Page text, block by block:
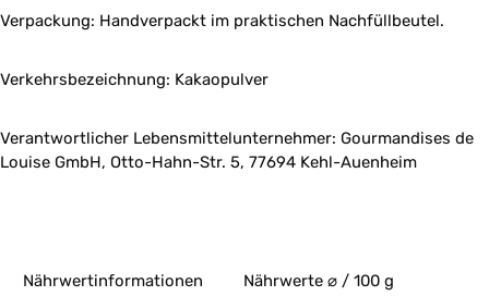
Verpackung: Handverpackt im praktischen Nachfüllbeutel.
Verkehrsbezeichnung: Kakaopulver
Verantwortlicher Lebensmittelunternehmer: Gourmandises de
Louise GmbH, Otto-Hahn-Str. 5, 77694 Kehl-Auenheim
Nährwertinformationen
Nährwerte ⌀ / 100 g